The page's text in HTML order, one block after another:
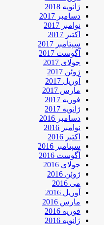
ژانویه 2018
دسامبر 2017
نوامبر 2017
اکتبر 2017
سپتامبر 2017
آگوست 2017
جولای 2017
ژوئن 2017
آوریل 2017
مارس 2017
فوریه 2017
ژانویه 2017
دسامبر 2016
نوامبر 2016
اکتبر 2016
سپتامبر 2016
آگوست 2016
جولای 2016
ژوئن 2016
می 2016
آوریل 2016
مارس 2016
فوریه 2016
ژانویه 2016